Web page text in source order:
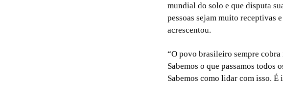
mundial do solo e que disputa
pessoas sejam muito receptivas
acrescentou.
“O povo brasileiro sempre
Sabemos o que passamos todos
Sabemos como lidar com isso. É